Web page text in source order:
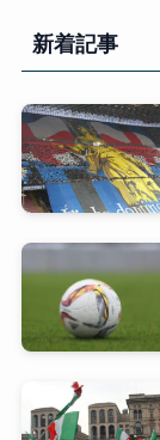
新着記事